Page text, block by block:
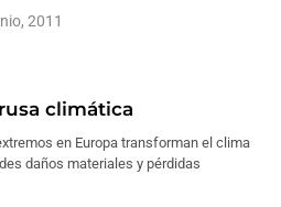
2011
climática
en Europa transforman el clima
daños materiales y pérdidas